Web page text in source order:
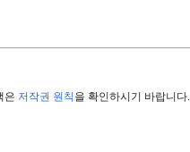
은 저작권 원칙 을 확인하시기 바랍니다.